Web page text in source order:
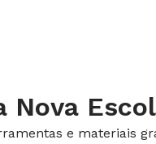
Nova
e materiais